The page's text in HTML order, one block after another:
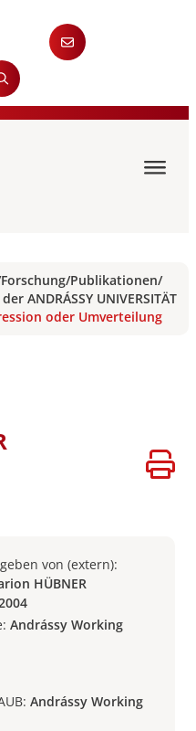
Forschung/Publikationen/
ANDRÁSSY UNIVERSITÄT
oder Umverteilung
von (extern):
HÜBNER
Andrássy Working
Andrássy Working